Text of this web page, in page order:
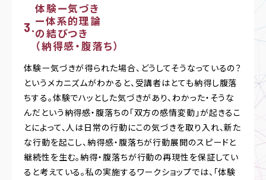
体験ー気づき
ー体系的理論
の結びつき
（納得感・腹落ち）
体験ー気づきが得られた場合、どうしてそうなっているの？
というメカニズムがわかると、受講者はとても納得し腹落
ちする。体験でハッとした気づきがあり、わかった・そうな
んだという納得感・腹落ちの「双方の感情変動」が起きるこ
とによって、人は日常の行動にこの気づきを取り入れ、新た
な行動を起こし、納得感・腹落ちが行動展開のスピードと
継続性を生む。納得・腹落ちが行動の再現性を保証してい
ると考えている。私の実施するワークショップでは、「体験